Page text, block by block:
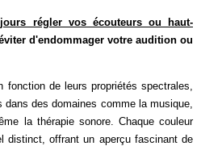
régler vos écouteurs ou haut-
d'endommager votre audition ou
fonction de leurs propriétés spectrales,
des domaines comme la musique,
la thérapie sonore. Chaque couleur
distinct, offrant un aperçu fascinant de